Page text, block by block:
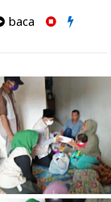
baca